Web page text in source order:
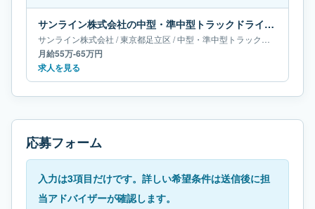
サンライン株式会社の中型・準中型トラックドライバー求人｜東京都足立区｜月給55万-65万円
サンライン株式会社 /東京都足立区 /中型・準中型トラックドライバー
月給55万-65万円
求人を見る
応募フォーム
入力は3項目だけです。詳しい希望条件は送信後に担
当アドバイザーが確認します。